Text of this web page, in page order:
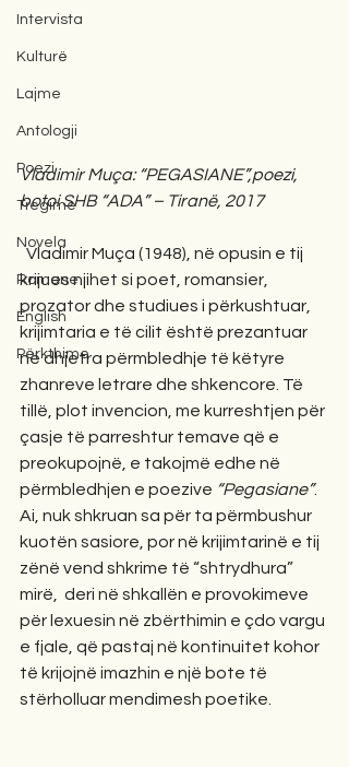
Intervista
Kulturë
Lajme
Antologji
Poezi
Tregime
Novela
Romane
English
Përkthime
Vladimir Muça: “PEGASIANE”,poezi,
botoi SHB “ADA” – Tiranë, 2017
krijues njihet si poet, romansier,
prozator dhe studiues i përkushtuar,
krijimtaria e të cilit është prezantuar
në dhjetra përmbledhje të këtyre
zhanreve letrare dhe shkencore. Të
tillë, plot invencion, me kurreshtjen për
çasje të parreshtur temave që e
preokupojnë, e takojmë edhe në
përmbledhjen e poezive “Pegasiane”.
Ai, nuk shkruan sa për ta përmbushur
kuotën sasiore, por në krijimtarinë e tij
zënë vend shkrime të “shtrydhura”
mirë,  deri në shkallën e provokimeve
për lexuesin në zbërthimin e çdo vargu
e fjale, që pastaj në kontinuitet kohor
të krijojnë imazhin e një bote të
stërholluar mendimesh poetike.